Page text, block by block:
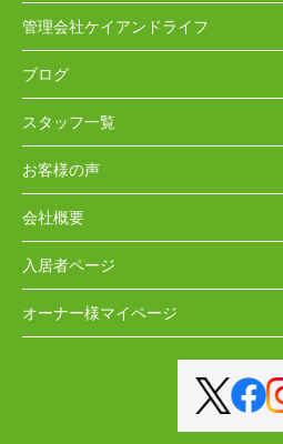
管理会社ケイアンドライフ
ブログ
スタッフ一覧
お客様の声
会社概要
入居者ページ
オーナー様マイページ